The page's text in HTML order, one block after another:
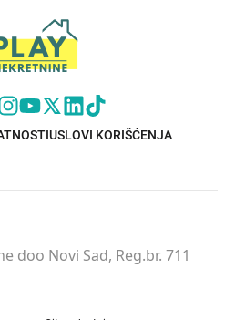
USLOVI KORIŠĆENJA
doo Novi Sad, Reg.br. 711